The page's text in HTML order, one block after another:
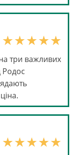
три важливих
Родос